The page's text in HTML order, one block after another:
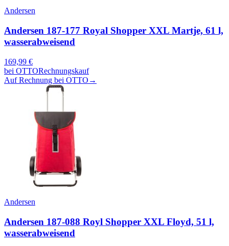
Andersen
Andersen 187-177 Royal Shopper XXL Martje, 61 l,
wasserabweisend
169,99 €
bei OTTORechnungskauf
Auf Rechnung bei OTTO →
Andersen
Andersen 187-088 Royl Shopper XXL Floyd, 51 l,
wasserabweisend